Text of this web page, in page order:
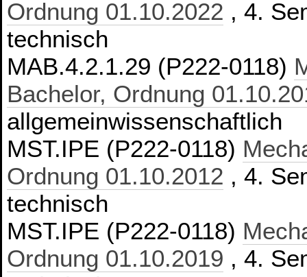
Ordnung 01.10.2022 , 4.
technisch
MAB.4.2.1.29 (P222-0118)
Bachelor, Ordnung
allgemeinwissenschaftlich
MST.IPE (P222-0118)
Ordnung 01.10.2012 , 4.
technisch
MST.IPE (P222-0118)
Ordnung 01.10.2019 , 4.